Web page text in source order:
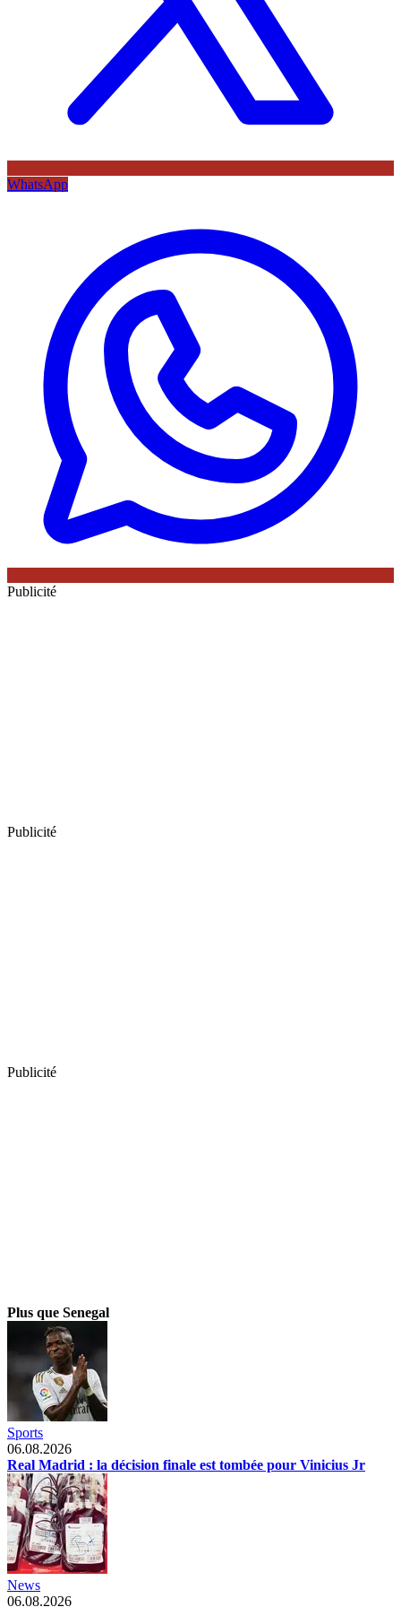
WhatsApp
Publicité
Publicité
Publicité
Plus que Senegal
Sports
06.08.2026
Real Madrid : la décision finale est tombée pour Vinicius Jr
News
06.08.2026